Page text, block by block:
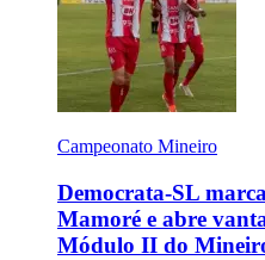
Campeonato Mineiro
Democrata-SL
Mamoré e abre
Módulo II do